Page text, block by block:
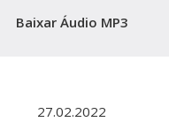
Baixar Áudio MP3
27.02.2022